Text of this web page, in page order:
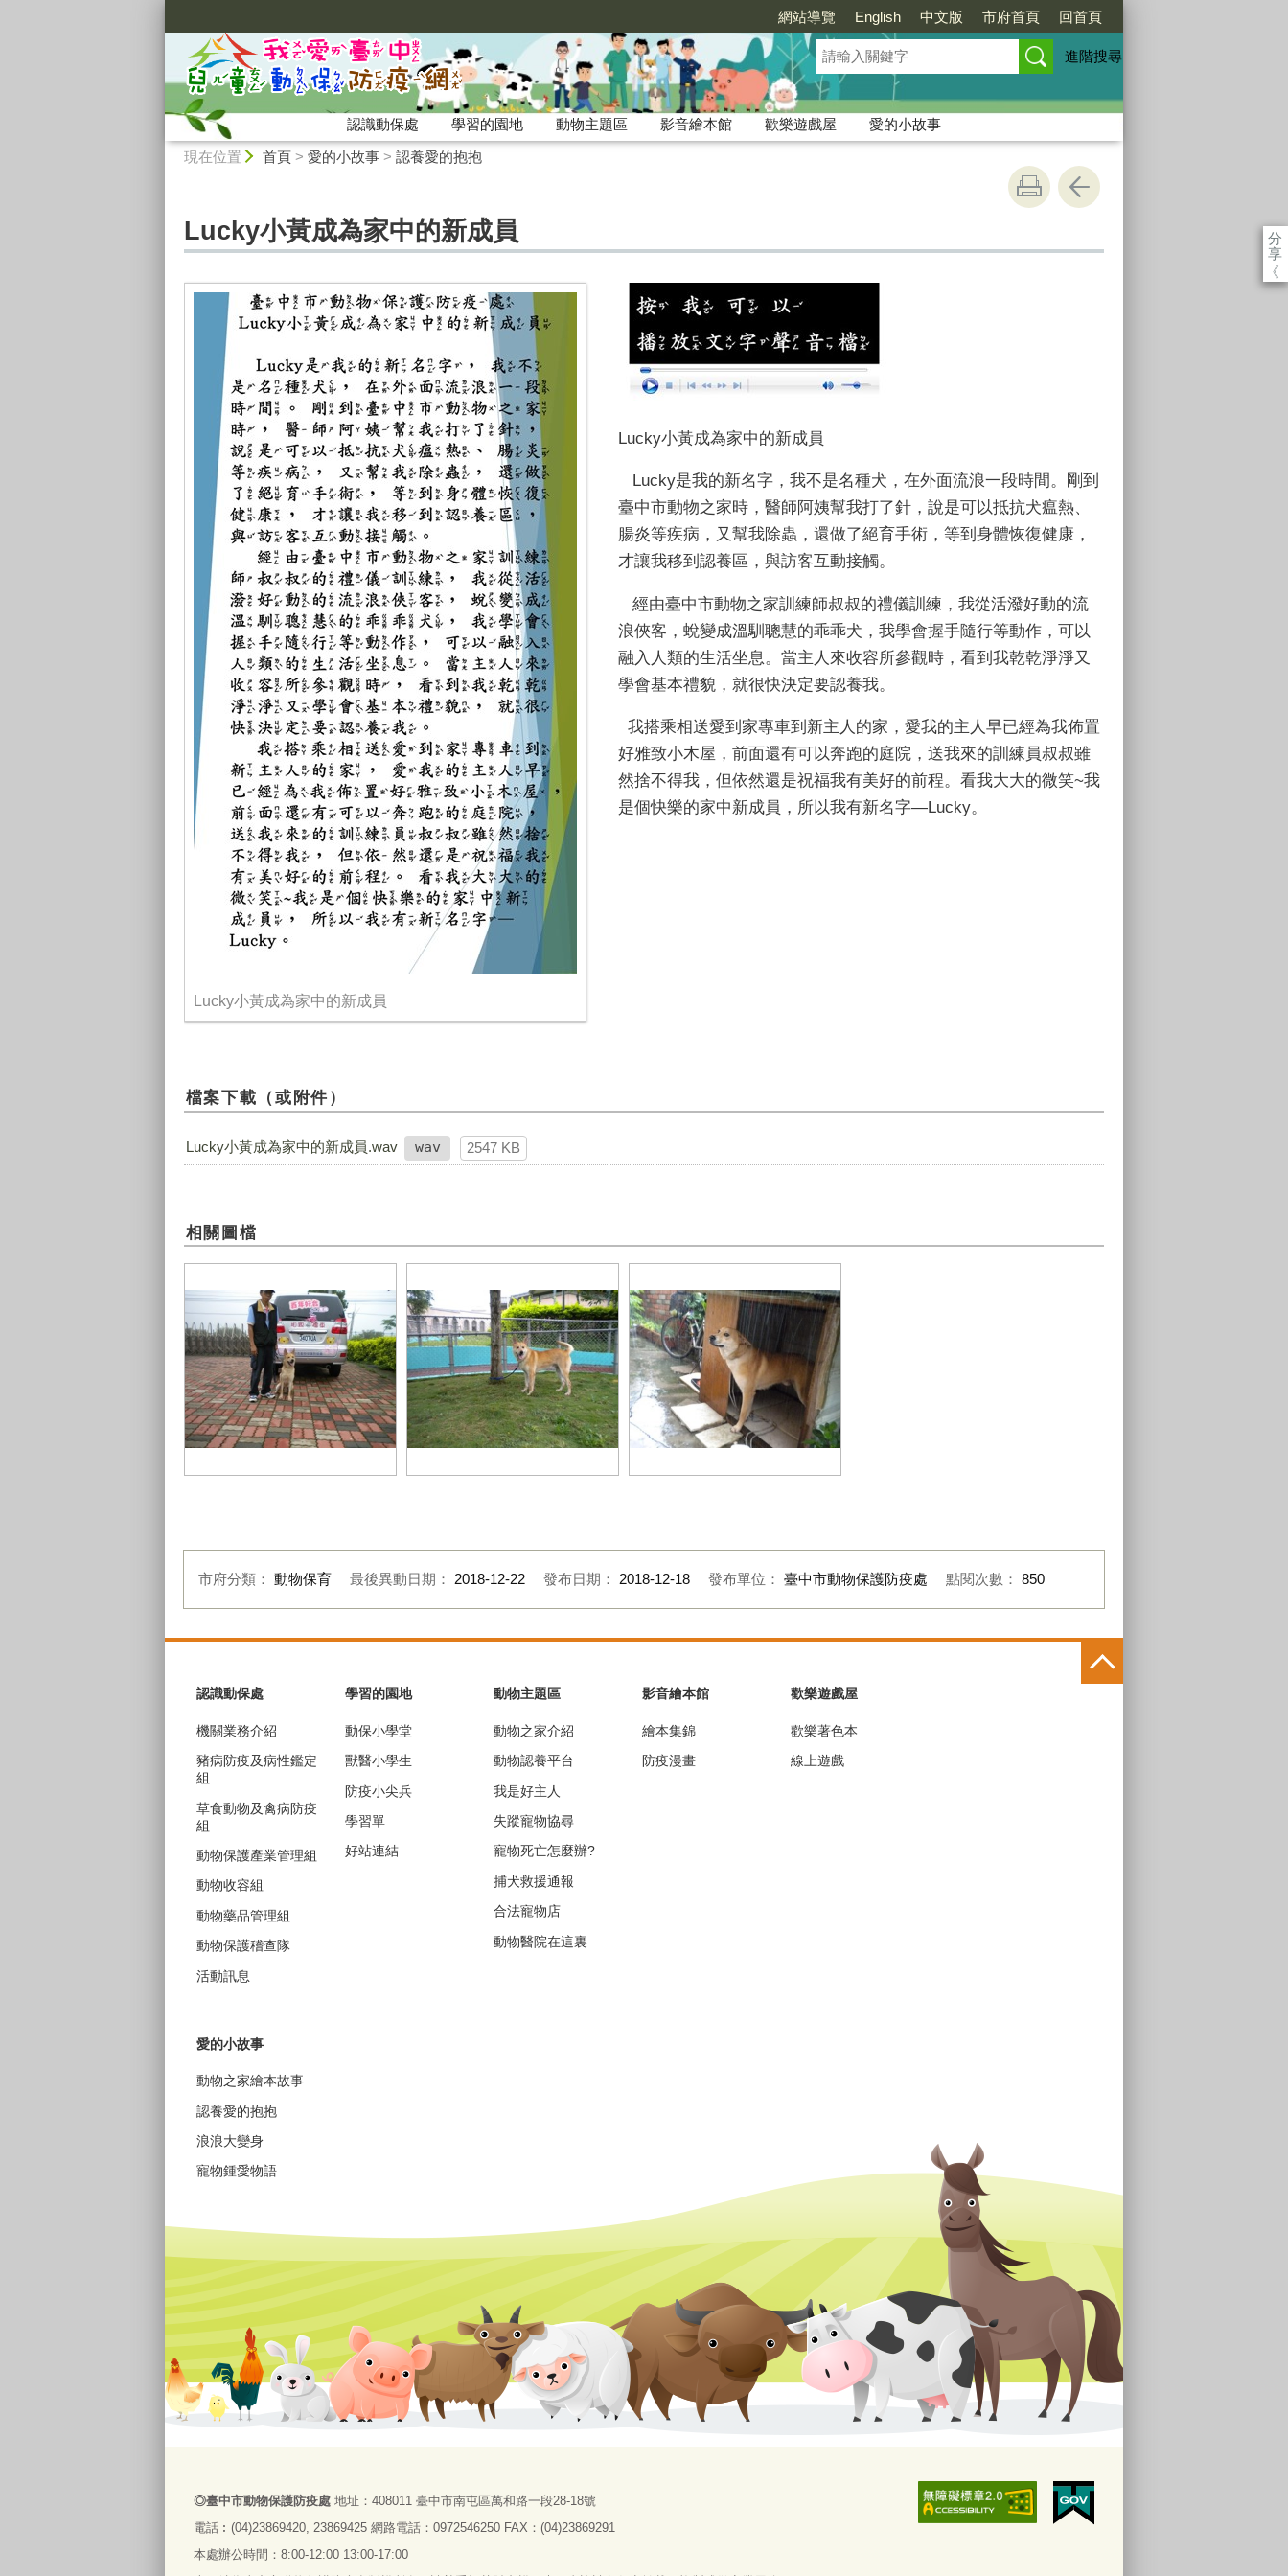
網站導覽 English 中文版 市府首頁 回首頁
進階搜尋
認識動保處 學習的園地 動物主題區 影音繪本館 歡樂遊戲屋
愛的小故事
現在位置 首頁> 愛的小故事> 認養愛的抱抱
分
享
《
Lucky小黃成為家中的新成員
Lucky小黃成為家中的新成員
Lucky小黃成為家中的新成員
Lucky是我的新名字，我不是名種犬，在外面流浪一段時間。剛到
臺中市動物之家時，醫師阿姨幫我打了針，說是可以抵抗犬瘟熱、
腸炎等疾病，又幫我除蟲，還做了絕育手術，等到身體恢復健康，
才讓我移到認養區，與訪客互動接觸。
經由臺中市動物之家訓練師叔叔的禮儀訓練，我從活潑好動的流
浪俠客，蛻變成溫馴聰慧的乖乖犬，我學會握手隨行等動作，可以
融入人類的生活坐息。當主人來收容所參觀時，看到我乾乾淨淨又
學會基本禮貌，就很快決定要認養我。
我搭乘相送愛到家專車到新主人的家，愛我的主人早已經為我佈置
好雅致小木屋，前面還有可以奔跑的庭院，送我來的訓練員叔叔雖
然捨不得我，但依然還是祝福我有美好的前程。看我大大的微笑~我
是個快樂的家中新成員，所以我有新名字—Lucky。
檔案下載（或附件）
Lucky小黃成為家中的新成員.wav wav 2547 KB
相關圖檔
市府分類： 動物保育 最後異動日期： 2018-12-22 發布日期： 2018-12-18 發布單位： 臺中市動物保護防疫處 點閱次數： 850
認識動保處
機關業務介紹
豬病防疫及病性鑑定
組
草食動物及禽病防疫
組
動物保護產業管理組
動物收容組
動物藥品管理組
動物保護稽查隊
活動訊息
學習的園地
動保小學堂
獸醫小學生
防疫小尖兵
學習單
好站連結
動物主題區
動物之家介紹
動物認養平台
我是好主人
失蹤寵物協尋
寵物死亡怎麼辦?
捕犬救援通報
合法寵物店
動物醫院在這裏
影音繪本館
繪本集錦
防疫漫畫
歡樂遊戲屋
歡樂著色本
線上遊戲
愛的小故事
動物之家繪本故事
認養愛的抱抱
浪浪大變身
寵物鍾愛物語
◎臺中市動物保護防疫處 地址：408011 臺中市南屯區萬和路一段28-18號
電話 ︰ (04)23869420, 23869425 網路電話：0972546250 FAX：(04)23869291
本處辦公時間：8:00-12:00 13:00-17:00